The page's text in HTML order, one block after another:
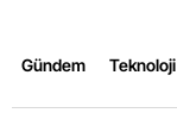
Gündem Teknoloji